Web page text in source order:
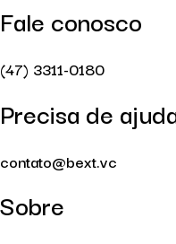
Fale conosco
(47) 3311-0180
Precisa de
contato@bext.vc
Sobre